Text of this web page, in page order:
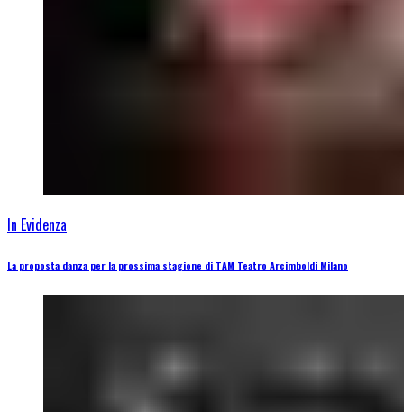
In Evidenza
La proposta danza per la prossima stagione di TAM Teatro Arcimboldi Milano